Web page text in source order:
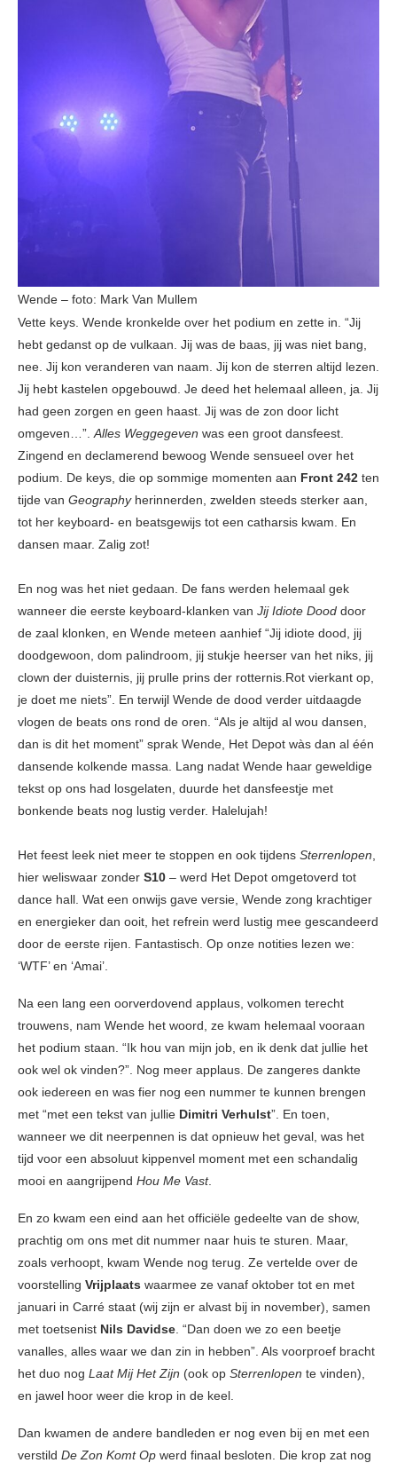
Wende – foto: Mark Van Mullem
Vette keys. Wende kronkelde over het podium en zette in. “Jij
hebt gedanst op de vulkaan. Jij was de baas, jij was niet bang,
nee. Jij kon veranderen van naam. Jij kon de sterren altijd lezen.
Jij hebt kastelen opgebouwd. Je deed het helemaal alleen, ja. Jij
had geen zorgen en geen haast. Jij was de zon door licht
omgeven…”. Alles Weggegeven was een groot dansfeest.
Zingend en declamerend bewoog Wende sensueel over het
podium. De keys, die op sommige momenten aan Front 242 ten
tijde van Geographyherinnerden, zwelden steeds sterker aan,
tot her keyboard- en beatsgewijs tot een catharsis kwam. En
dansen maar. Zalig zot!
En nog was het niet gedaan. De fans werden helemaal gek
wanneer die eerste keyboard-klanken van Jij Idiote Dood door
de zaal klonken, en Wende meteen aanhief “Jij idiote dood, jij
doodgewoon, dom palindroom, jij stukje heerser van het niks, jij
clown der duisternis, jij prulle prins der rotternis.Rot vierkant op,
je doet me niets”. En terwijl Wende de dood verder uitdaagde
vlogen de beats ons rond de oren. “Als je altijd al wou dansen,
dan is dit het moment” sprak Wende, Het Depot wàs dan al één
dansende kolkende massa. Lang nadat Wende haar geweldige
tekst op ons had losgelaten, duurde het dansfeestje met
bonkende beats nog lustig verder. Halelujah!
Het feest leek niet meer te stoppen en ook tijdens Sterrenlopen
hier weliswaar zonder S10 – werd Het Depot omgetoverd tot
dance hall. Wat een onwijs gave versie, Wende zong krachtiger
en energieker dan ooit, het refrein werd lustig mee gescandeerd
door de eerste rijen. Fantastisch. Op onze notities lezen we:
‘WTF’ en ‘Amai’.
Na een lang een oorverdovend applaus, volkomen terecht
trouwens, nam Wende het woord, ze kwam helemaal vooraan
het podium staan. “Ik hou van mijn job, en ik denk dat jullie het
ook wel ok vinden?”. Nog meer applaus. De zangeres dankte
ook iedereen en was fier nog een nummer te kunnen brengen
met “met een tekst van jullie Dimitri Verhulst”. En toen,
wanneer we dit neerpennen is dat opnieuw het geval, was het
tijd voor een absoluut kippenvel moment met een schandalig
mooi en aangrijpend Hou Me Vast.
En zo kwam een eind aan het officiële gedeelte van de show,
prachtig om ons met dit nummer naar huis te sturen. Maar,
zoals verhoopt, kwam Wende nog terug. Ze vertelde over de
voorstelling Vrijplaats waarmee ze vanaf oktober tot en met
januari in Carré staat (wij zijn er alvast bij in november), samen
met toetsenist Nils Davidse . “Dan doen we zo een beetje
vanalles, alles waar we dan zin in hebben”. Als voorproef bracht
het duo nog Laat Mij Het Zijn (ook op Sterrenlopen te vinden),
en jawel hoor weer die krop in de keel.
Dan kwamen de andere bandleden er nog even bij en met een
verstild De Zon Komt Op werd finaal besloten. Die krop zat nog